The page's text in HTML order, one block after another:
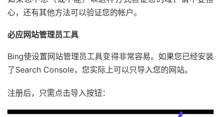
心，还有其他方法可以验证您的帐户。
必应网站管理员工具
Bing使设置网站管理员工具变得非常容易。如果您已经安装
了Search Console，您实际上可以只导入您的网站。
注册后，只需点击导入按钮：